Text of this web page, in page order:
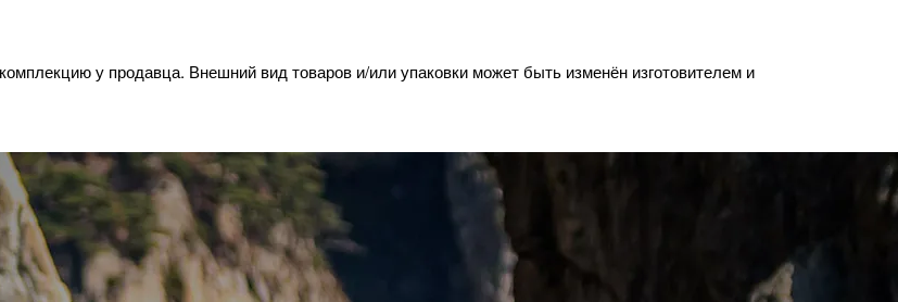
у продавца. Внешний вид товаров и/или упаковки может быть изменён изготовителем и